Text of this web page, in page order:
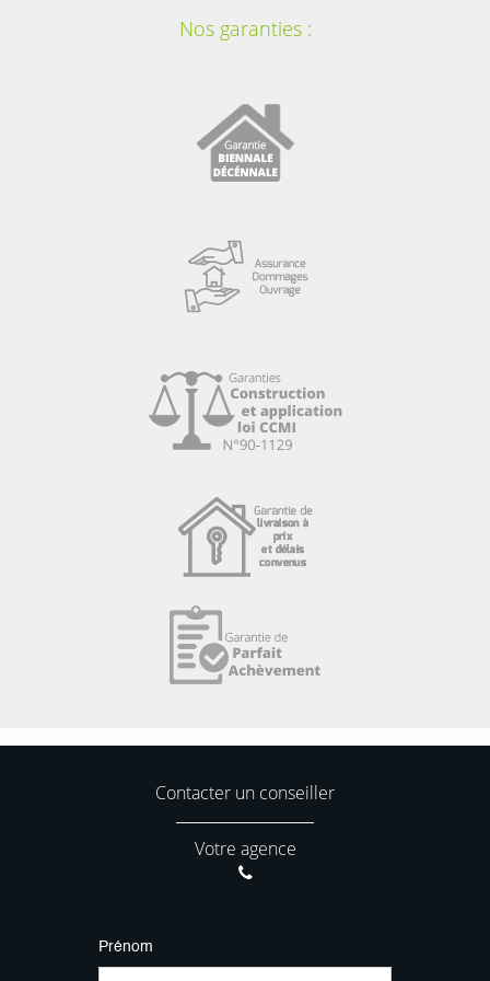
Nos garanties :
Contacter un conseiller
Votre agence
Prénom